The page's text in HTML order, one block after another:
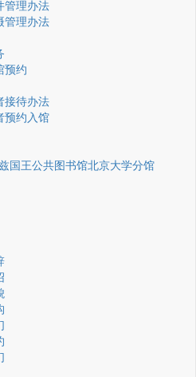
管理办法
管理办法
预约
接待办法
预约入馆
国王公共图书馆北京大学分馆